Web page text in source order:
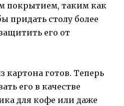
покрытием, таким как
придать столу более
его от
картона готов. Теперь
его в качестве
для кофе или даже